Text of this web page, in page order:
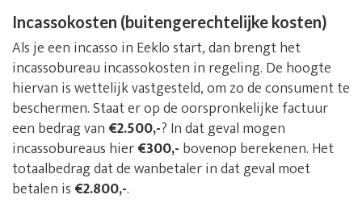
Incassokosten (buitengerechtelijke kosten)
Als je een incasso in Eeklo start, dan brengt het
incassobureau incassokosten in regeling. De hoogte
hiervan is wettelijk vastgesteld, om zo de consument te
beschermen. Staat er op de oorspronkelijke factuur
een bedrag van €2.500,-? In dat geval mogen
incassobureaus hier€300,- bovenop berekenen. Het
totaalbedrag dat de wanbetaler in dat geval moet
betalen is €2.800,-.